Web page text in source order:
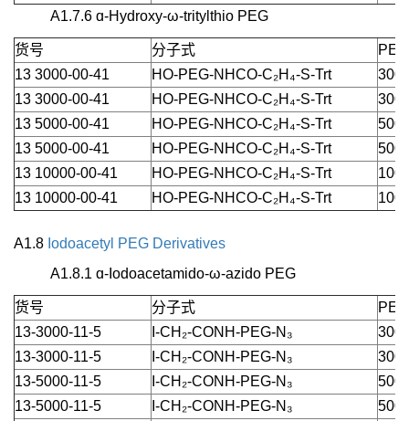
A1.7.6 ɑ-Hydroxy-ω-tritylthio PEG
货号 分子式
13 3000-00-41
HO-PEG-NHCO-C₂H₄-S-Trt
13 3000-00-41
HO-PEG-NHCO-C₂H₄-S-Trt
13 5000-00-41
HO-PEG-NHCO-C₂H₄-S-Trt
13 5000-00-41
HO-PEG-NHCO-C₂H₄-S-Trt
13 10000-00-41
HO-PEG-NHCO-C₂H₄-S-Trt
13 10000-00-41
HO-PEG-NHCO-C₂H₄-S-Trt
A1.8 Iodoacetyl PEG Derivatives
A1.8.1 ɑ-Iodoacetamido-ω-azido PEG
货号 分子式
13-3000-11-5
I-CH₂-CONH-PEG-N₃
13-3000-11-5
I-CH₂-CONH-PEG-N₃
13-5000-11-5
I-CH₂-CONH-PEG-N₃
13-5000-11-5
I-CH₂-CONH-PEG-N₃